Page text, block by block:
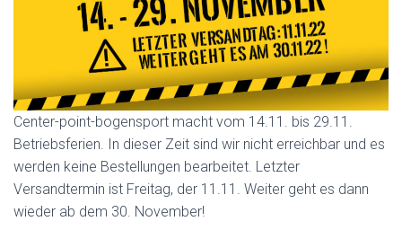
Center-point-bogensport macht vom 14.11. bis 29.11.
Betriebsferien. In dieser Zeit sind wir nicht erreichbar und es
werden keine Bestellungen bearbeitet. Letzter
Versandtermin ist Freitag, der 11.11. Weiter geht es dann
wieder ab dem 30. November!